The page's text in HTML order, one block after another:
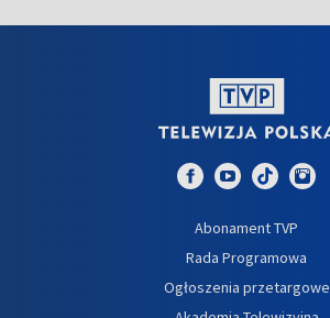
Abonament TVP
Rada Programowa
Ogłoszenia przetargowe